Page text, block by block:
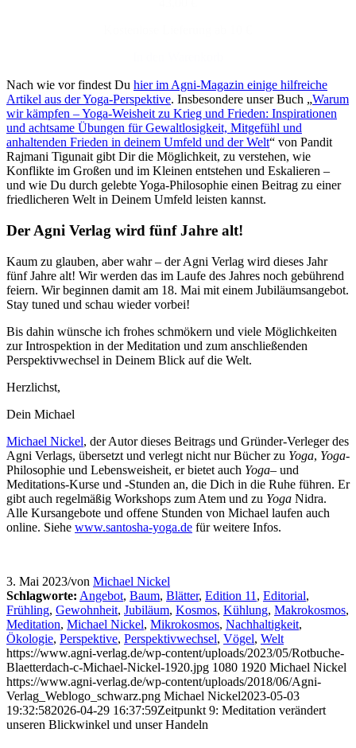
Nach wie vor findest Du hier im Agni-Magazin einige hilfreiche
Artikel aus der Yoga-Perspektive. Insbesondere unser Buch „Warum
wir kämpfen – Yoga-Weisheit zu Krieg und Frieden: Inspirationen
und achtsame Übungen für Gewaltlosigkeit, Mitgefühl und
anhaltenden Frieden in deinem Umfeld und der Welt“ von Pandit
Rajmani Tigunait gibt Dir die Möglichkeit, zu verstehen, wie
Konflikte im Großen und im Kleinen entstehen und Eskalieren –
und wie Du durch gelebte Yoga-Philosophie einen Beitrag zu einer
friedlicheren Welt in Deinem Umfeld leisten kannst.
Der Agni Verlag wird fünf Jahre alt!
Kaum zu glauben, aber wahr – der Agni Verlag wird dieses Jahr
fünf Jahre alt! Wir werden das im Laufe des Jahres noch gebührend
feiern. Wir beginnen damit am 18. Mai mit einem Jubiläumsangebot.
Stay tuned und schau wieder vorbei!
Bis dahin wünsche ich frohes schmökern und viele Möglichkeiten
zur Introspektion in der Meditation und zum anschließenden
Perspektivwechsel in Deinem Blick auf die Welt.
Herzlichst,
Dein Michael
Michael Nickel, der Autor dieses Beitrags und Gründer-Verleger des
Agni Verlags, übersetzt und verlegt nicht nur Bücher zu Yoga, Yoga-
Philosophie und Lebensweisheit, er bietet auch Yoga– und
Meditations-Kurse und -Stunden an, die Dich in die Ruhe führen. Er
gibt auch regelmäßig Workshops zum Atem und zu Yoga Nidra.
Alle Kursangebote und offene Stunden von Michael laufen auch
online. Siehe www.santosha-yoga.de für weitere Infos.
3. Mai 2023/von Michael Nickel
Schlagworte: Angebot, Baum, Blätter, Edition 11 , Editorial,
Frühling, Gewohnheit, Jubiläum, Kosmos, Kühlung, Makrokosmos,
Meditation, Michael Nickel, Mikrokosmos, Nachhaltigkeit,
Ökologie, Perspektive, Perspektivwechsel, Vögel, Welt
https://www.agni-verlag.de/wp-content/uploads/2023/05/Rotbuche-
Blaetterdach-c-Michael-Nickel-1920.jpg 1080 1920 Michael Nickel
https://www.agni-verlag.de/wp-content/uploads/2018/06/Agni-
Verlag_Weblogo_schwarz.png Michael Nickel2023-05-03
19:32:582026-04-29 16:37:59Zeitpunkt 9: Meditation verändert
unseren Blickwinkel und unser Handeln